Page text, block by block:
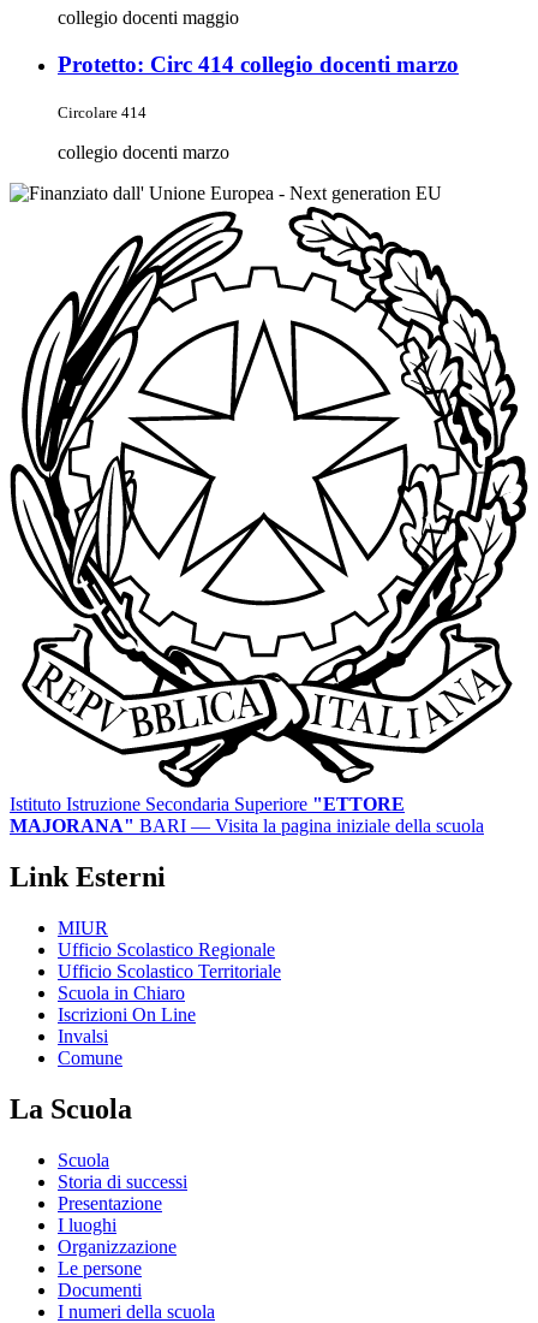
collegio docenti maggio
Protetto: Circ 414 collegio docenti marzo
Circolare 414
collegio docenti marzo
Istituto Istruzione Secondaria Superiore "ETTORE
MAJORANA" BARI — Visita la pagina iniziale della scuola
Link Esterni
MIUR
Ufficio Scolastico Regionale
Ufficio Scolastico Territoriale
Scuola in Chiaro
Iscrizioni On Line
Invalsi
Comune
La Scuola
Scuola
Storia di successi
Presentazione
I luoghi
Organizzazione
Le persone
Documenti
I numeri della scuola